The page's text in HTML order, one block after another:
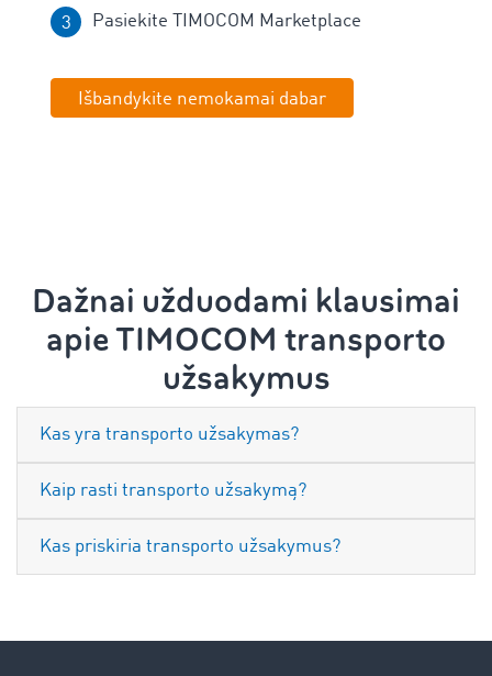
Pasiekite TIMOCOM Marketplace
Išbandykite nemokamai dabar
Dažnai užduodami klausimai
apie TIMOCOM transporto
užsakymus
Kas yra transporto užsakymas?
Kaip rasti transporto užsakymą?
Kas priskiria transporto užsakymus?